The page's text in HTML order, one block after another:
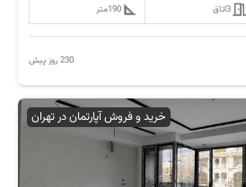
3اتاق 190متر
230 روز پیش
خرید و فروش آپارتمان در تهران